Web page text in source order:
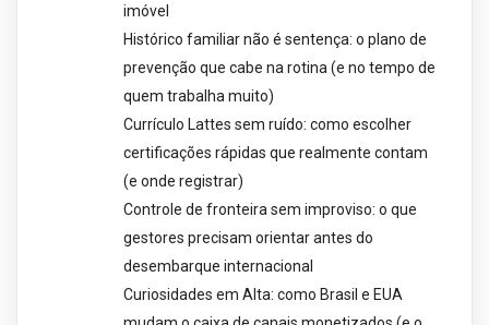
imóvel
Histórico familiar não é sentença: o plano de
prevenção que cabe na rotina (e no tempo de
quem trabalha muito)
Currículo Lattes sem ruído: como escolher
certificações rápidas que realmente contam
(e onde registrar)
Controle de fronteira sem improviso: o que
gestores precisam orientar antes do
desembarque internacional
Curiosidades em Alta: como Brasil e EUA